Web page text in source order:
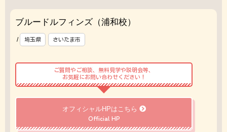
ブルードルフィンズ（浦和校）
/ 埼玉県 さいたま市
ご質問やご相談、無料見学や説明会等、
お気軽にお問い合わせください！
オフィシャルHPはこちら
Official HP